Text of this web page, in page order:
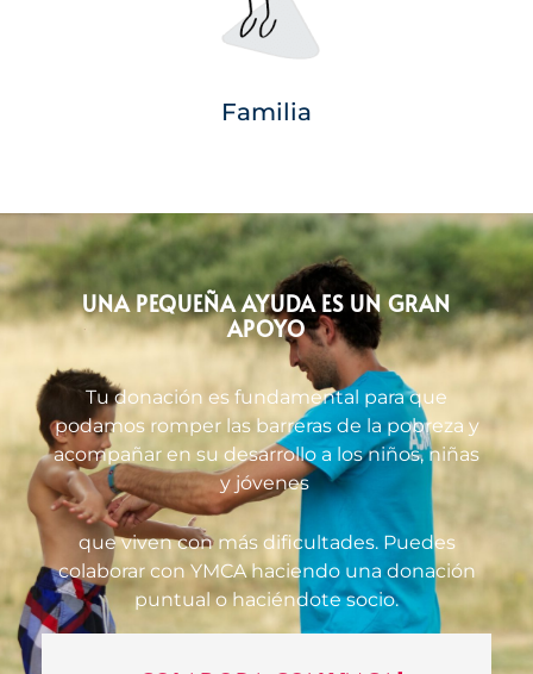
Familia
UNA PEQUEÑA AYUDA ES UN GRAN
APOYO
Tu donación es fundamental para que
podamos romper las barreras de la pobreza y
acompañar en su desarrollo a los niños, niñas
y jóvenes
que viven con más dificultades. Puedes
colaborar con YMCA haciendo una donación
puntual o haciéndote socio.